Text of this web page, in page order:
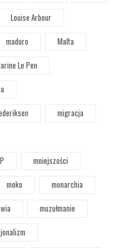
Louise Arbour
maduro
Malta
Le Pen
migracja
mniejszości
moko
monarchia
muzułmanie